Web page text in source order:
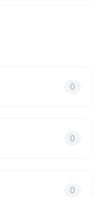
0
0
0